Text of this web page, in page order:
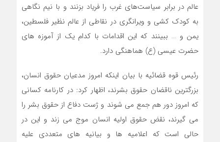
عالم در برابر سیاست‌های غرب را فریاد بزنند و با نیم نگاهی
به کودک کشی و ویرانگری در نقاطی از عالم نظیر فلسطین،
یمن و … ببینند که این اقدامات با کدام یک از آموزه های
حضرت عیسی (ع) هماهنگی دارد.
رئیس قوه قضائیه با بیان اینکه امروز مدعیان حقوق انسان،
بزرگترین ناقضان حقوق بشرند، اظهار کرد: در کارنامه کسانی
که امروز دور هم جمع می شوند و ژست دفاع از حقوق بشر را
می گیرند، نقض حقوق اولیه انسان موج می زند و این در
حالی است که اعلامیه ها و بیانیه های متعددی علیه